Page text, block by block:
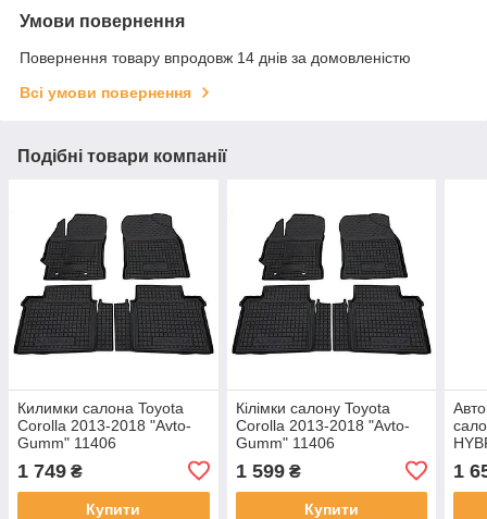
Умови повернення
Повернення товару впродовж 14 днів за домовленістю
Всі умови повернення
Подібні товари компанії
Килимки салона Toyota
Corolla 2013-2018 "Avto-
Gumm" 11406
1 749 ₴
Купити
Кілімки салону Toyota
Corolla 2013-2018 "Avto-
Gumm" 11406
1 599₴
Купити
1